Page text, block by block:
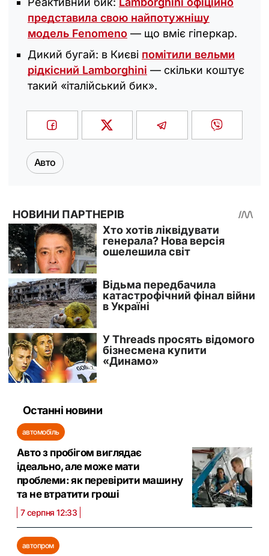
представила свою найпотужнішу
модель Fenomeno — що вміє гіперкар.
Дикий бугай: в Києві помітили вельми
рідкісний Lamborghini — скільки коштує
такий «італійський бик».
Авто
Останні новини
автомобіль
Авто з пробігом виглядає
ідеально, але може мати
проблеми: як перевірити машину
та не втратити гроші
7 серпня 12:33
автопром